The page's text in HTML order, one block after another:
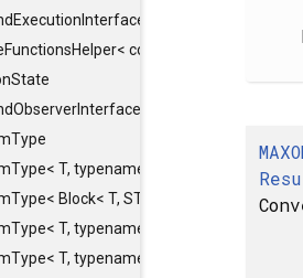
const Result<
T, typename std::enable_if<
Block< T, STRIDED, MOVE > >
T, typename std::enable_if<
T, typename std::enable_if<